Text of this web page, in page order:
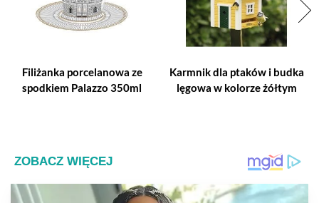
Filiżanka porcelanowa ze
spodkiem Palazzo 350ml
Karmnik dla ptaków i budka
lęgowa w kolorze żółtym